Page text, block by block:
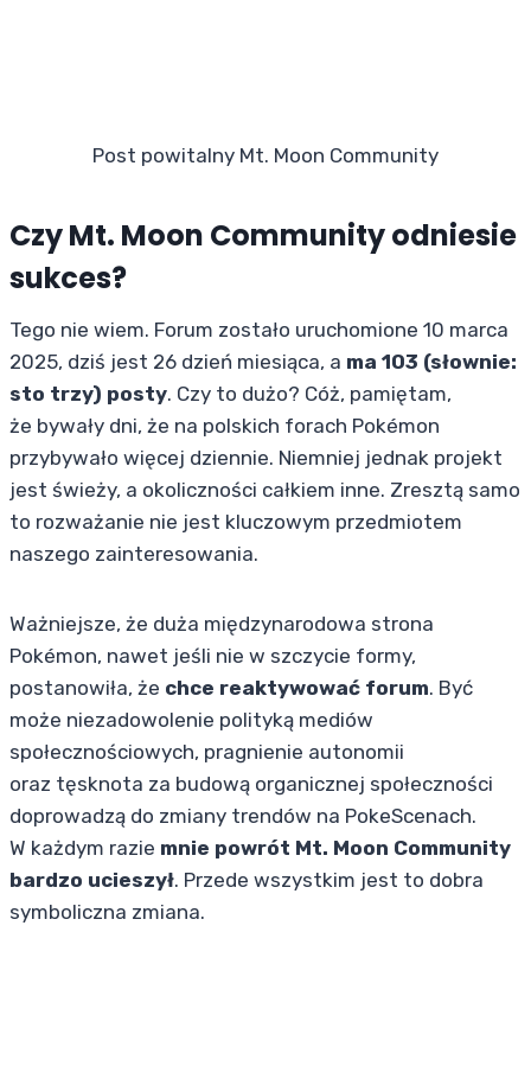
Post powitalny Mt. Moon Community
Czy Mt. Moon Community odniesie
sukces?
Tego nie wiem. Forum zostało uruchomione 10 marca
2025, dziś jest 26 dzień miesiąca, a ma 103 (słownie:
sto trzy) posty. Czy to dużo? Cóż, pamiętam,
że bywały dni, że na polskich forach Pokémon
przybywało więcej dziennie. Niemniej jednak projekt
jest świeży, a okoliczności całkiem inne. Zresztą samo
to rozważanie nie jest kluczowym przedmiotem
naszego zainteresowania.
Ważniejsze, że duża międzynarodowa strona
Pokémon, nawet jeśli nie w szczycie formy,
postanowiła, że chce reaktywować forum. Być
może niezadowolenie polityką mediów
społecznościowych, pragnienie autonomii
oraz tęsknota za budową organicznej społeczności
doprowadzą do zmiany trendów na PokeScenach.
W każdym razie mnie powrót Mt. Moon Community
bardzo ucieszył. Przede wszystkim jest to dobra
symboliczna zmiana.